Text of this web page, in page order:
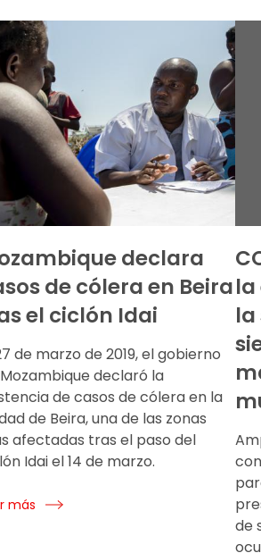
declara
de cólera en Beira
el ciclón Idai
de marzo de 2019, el gobierno
declaró la
de casos de cólera en la
de Beira, una de las zonas
afectadas tras el paso del
Idai el 14 de marzo.
más
la
de